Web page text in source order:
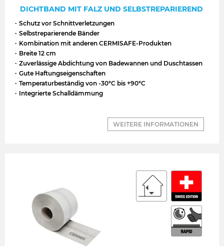
DICHTBAND MIT FALZ UND SELBSTREPARIEREND
Schutz vor Schnittverletzungen
Selbstreparierende Bänder
Kombination mit anderen CERMISAFE-Produkten
Breite 12 cm
Zuverlässige Abdichtung von Badewannen und Duschtassen
Gute Haftungseigenschaften
Temperaturbeständig von -30°C bis +90°C
Integrierte Schalldämmung
WEITERE INFORMATIONEN